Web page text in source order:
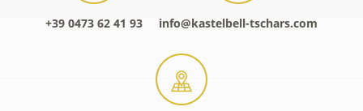
+39 0473 62 41 93 info@kastelbell-tschars.com